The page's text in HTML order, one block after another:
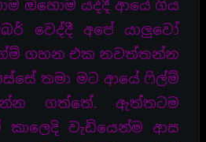
ඔහොම යද්දී ආයේ ගිය
වෙද්දී අපේ යාලුවෝ
ගහන එක නවත්තන්න
තමා මට ආයේ ෆිල්ම්
ගත්තේ. ඇත්තටම
වැඩියෙන්ම ආස